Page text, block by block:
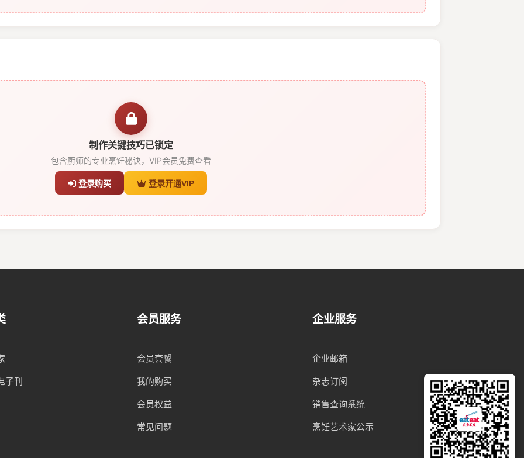
制作关键技巧已锁定
包含厨师的专业烹饪秘诀，VIP会员免费查看
登录购买 登录开通VIP
子刊
会员服务
会员套餐
我的购买
会员权益
常见问题
企业服务
企业邮箱
杂志订阅
销售查询系统
烹饪艺术家公示